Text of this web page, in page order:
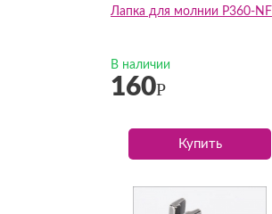
Лапка для молнии P360-NF
В наличии
160Р
Купить